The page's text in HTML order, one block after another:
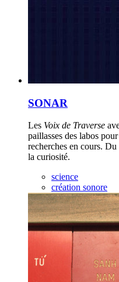
SONAR
Les Voix de Traverse
paillasses des labos
recherches en cours.
la curiosité.
science
création sonore